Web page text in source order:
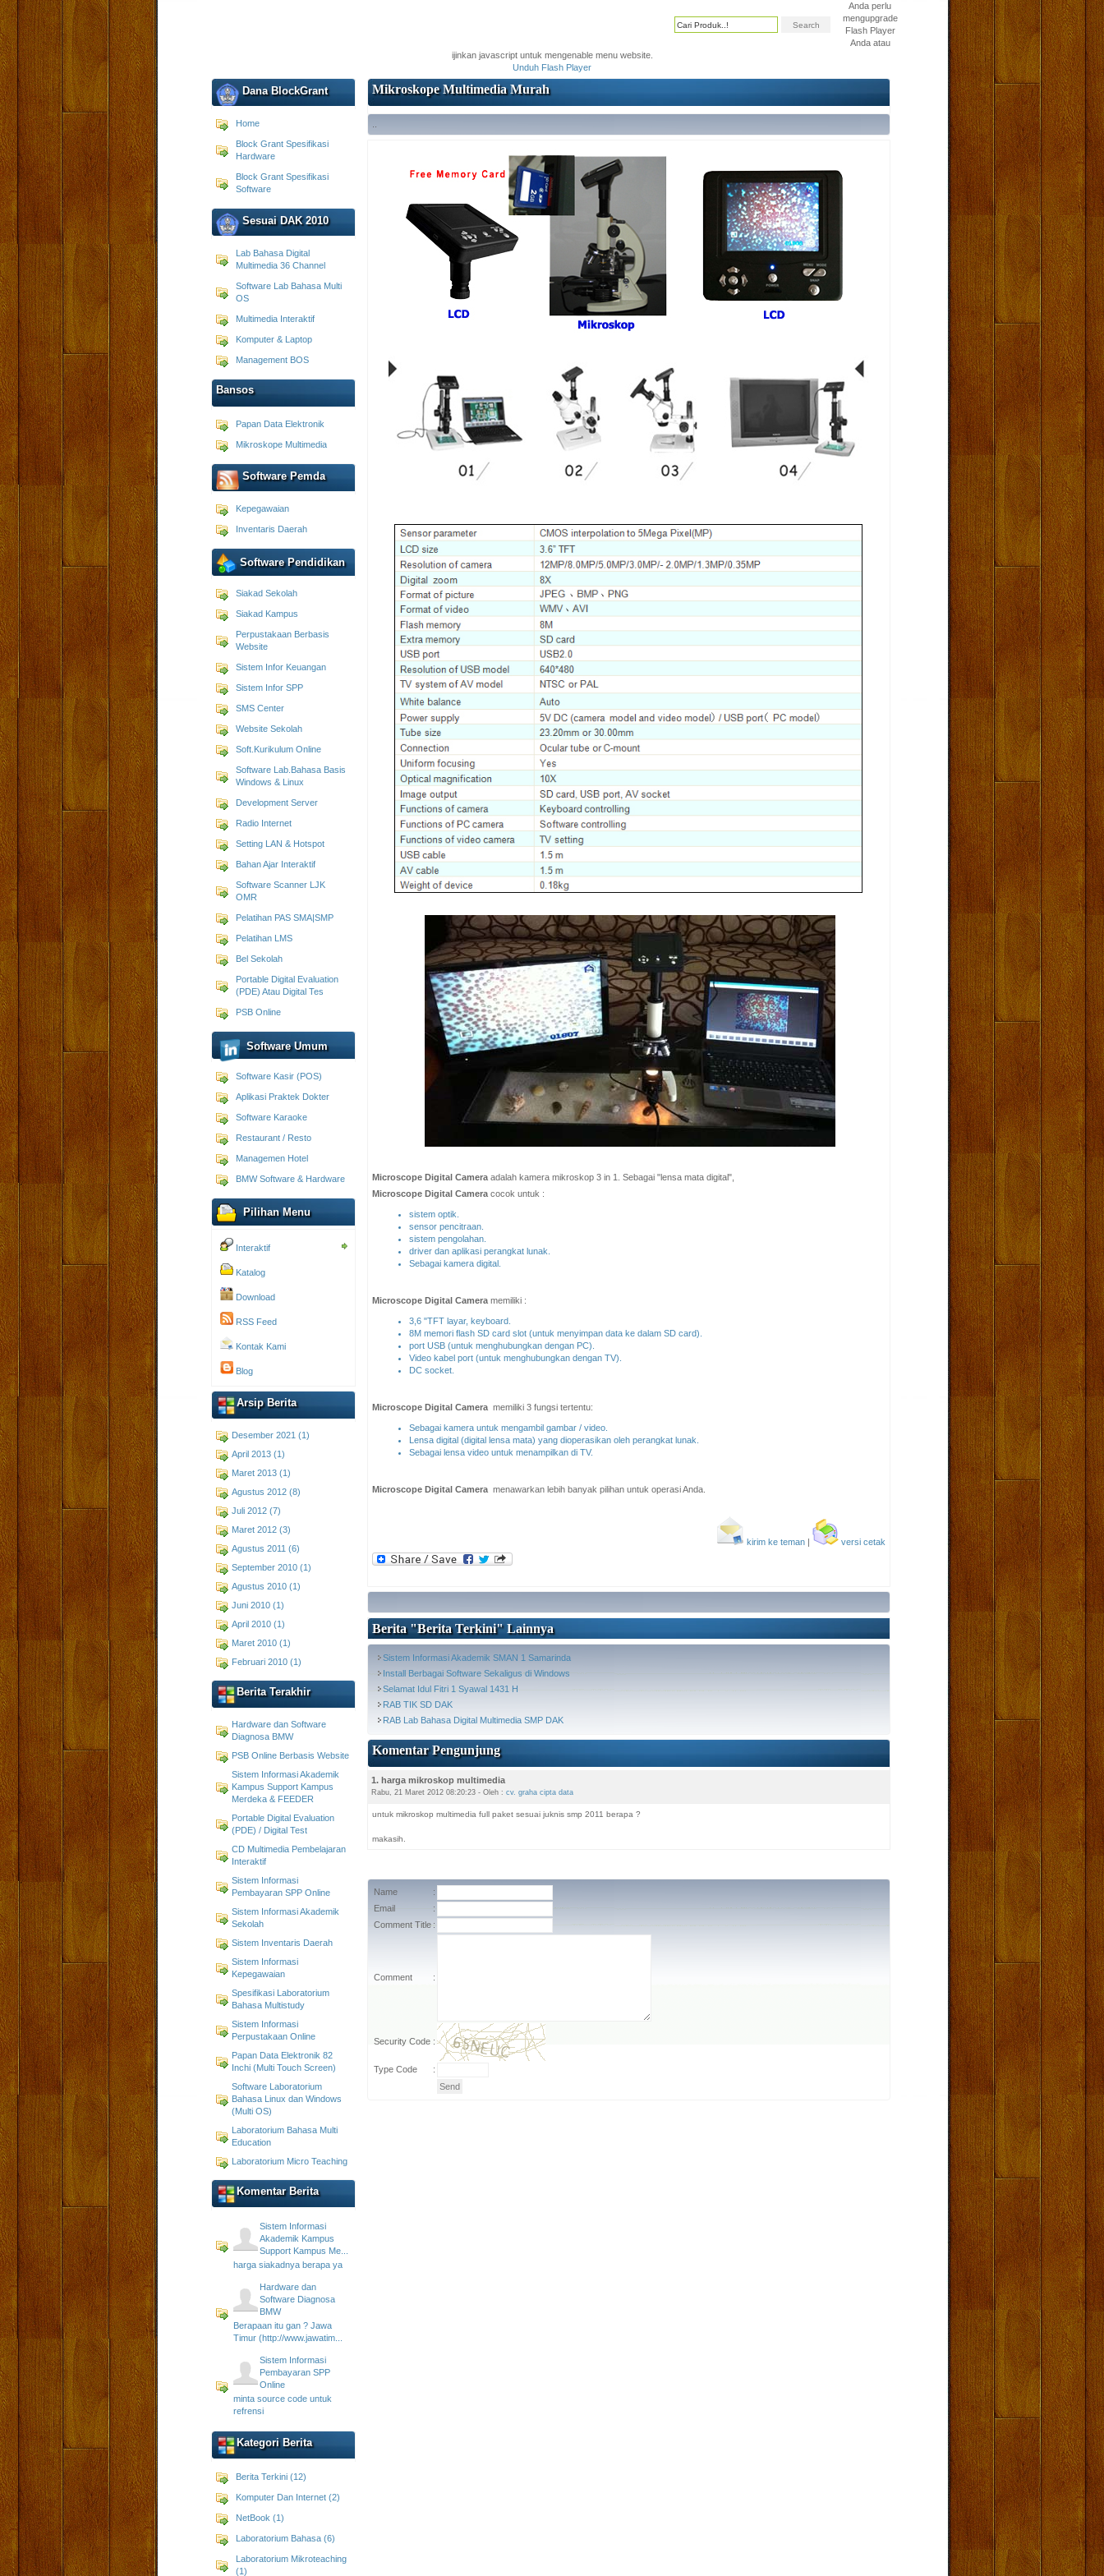
Anda perlu
mengupgrade
Flash Player
Anda atau
ijinkan javascript untuk mengenable menu website.
Unduh Flash Player
Dana BlockGrant
Home
Block Grant Spesifikasi
Hardware
Block Grant Spesifikasi
Software
Sesuai DAK 2010
Lab Bahasa Digital
Multimedia 36 Channel
Software Lab Bahasa Multi
OS
Multimedia Interaktif
Komputer & Laptop
Management BOS
Bansos
Papan Data Elektronik
Mikroskope Multimedia
Software Pemda
Kepegawaian
Inventaris Daerah
Software Pendidikan
Siakad Sekolah
Siakad Kampus
Perpustakaan Berbasis
Website
Sistem Infor Keuangan
Sistem Infor SPP
SMS Center
Website Sekolah
Soft.Kurikulum Online
Software Lab.Bahasa Basis
Windows & Linux
Development Server
Radio Internet
Setting LAN & Hotspot
Bahan Ajar Interaktif
Software Scanner LJK
OMR
Pelatihan PAS SMA|SMP
Pelatihan LMS
Bel Sekolah
Portable Digital Evaluation
(PDE) Atau Digital Tes
PSB Online
Software Umum
Software Kasir (POS)
Aplikasi Praktek Dokter
Software Karaoke
Restaurant / Resto
Managemen Hotel
BMW Software & Hardware
Pilihan Menu
Interaktif
Katalog
Download
RSS Feed
Kontak Kami
Blog
Arsip Berita
Desember 2021 (1)
April 2013 (1)
Maret 2013 (1)
Agustus 2012 (8)
Juli 2012 (7)
Maret 2012 (3)
Agustus 2011 (6)
September 2010 (1)
Agustus 2010 (1)
Juni 2010 (1)
April 2010 (1)
Maret 2010 (1)
Februari 2010 (1)
Berita Terakhir
Hardware dan Software
Diagnosa BMW
PSB Online Berbasis Website
Sistem Informasi Akademik
Kampus Support Kampus
Merdeka & FEEDER
Portable Digital Evaluation
(PDE) / Digital Test
CD Multimedia Pembelajaran
Interaktif
Sistem Informasi
Pembayaran SPP Online
Sistem Informasi Akademik
Sekolah
Sistem Inventaris Daerah
Sistem Informasi
Kepegawaian
Spesifikasi Laboratorium
Bahasa Multistudy
Sistem Informasi
Perpustakaan Online
Papan Data Elektronik 82
Inchi (Multi Touch Screen)
Software Laboratorium
Bahasa Linux dan Windows
(Multi OS)
Laboratorium Bahasa Multi
Education
Laboratorium Micro Teaching
Komentar Berita
Sistem Informasi
Akademik Kampus
Support Kampus Me...
harga siakadnya berapa ya
Hardware dan
Software Diagnosa
BMW
Berapaan itu gan ? Jawa
Timur (http://www.jawatim...
Sistem Informasi
Pembayaran SPP
Online
minta source code untuk
refrensi
Kategori Berita
Berita Terkini (12)
Komputer Dan Internet (2)
NetBook (1)
Laboratorium Bahasa (6)
Laboratorium Mikroteaching
(1)
Mikroskope Multimedia Murah
Microscope Digital Camera adalah kamera mikroskop 3 in 1. Sebagai "lensa mata digital",
Microscope Digital Cameracocok untuk :
sistem optik.
sensor pencitraan.
sistem pengolahan.
driver dan aplikasi perangkat lunak.
Sebagai kamera digital.
Microscope Digital Cameramemiliki :
3,6 "TFT layar, keyboard.
8M memori flash SD card slot (untuk menyimpan data ke dalam SD card).
port USB (untuk menghubungkan dengan PC).
Video kabel port (untuk menghubungkan dengan TV).
DC socket.
Microscope Digital Cameramemiliki 3 fungsi tertentu:
Sebagai kamera untuk mengambil gambar / video.
Lensa digital (digital lensa mata) yang dioperasikan oleh perangkat lunak.
Sebagai lensa video untuk menampilkan di TV.
Microscope Digital Cameramenawarkan lebih banyak pilihan untuk operasi Anda.
kirim ke teman | versi cetak
Berita "Berita Terkini" Lainnya
Sistem Informasi Akademik SMAN 1 Samarinda
Install Berbagai Software Sekaligus di Windows
Selamat Idul Fitri 1 Syawal 1431 H
RAB TIK SD DAK
RAB Lab Bahasa Digital Multimedia SMP DAK
Komentar Pengunjung
1. harga mikroskop multimedia
Rabu, 21 Maret 2012 08:20:23 - Oleh : cv. graha cipta data
untuk mikroskop multimedia full paket sesuai juknis smp 2011 berapa ?
makasih.
Name
:
Email
:
Comment Title :
Comment :
Security Code :
Type Code :